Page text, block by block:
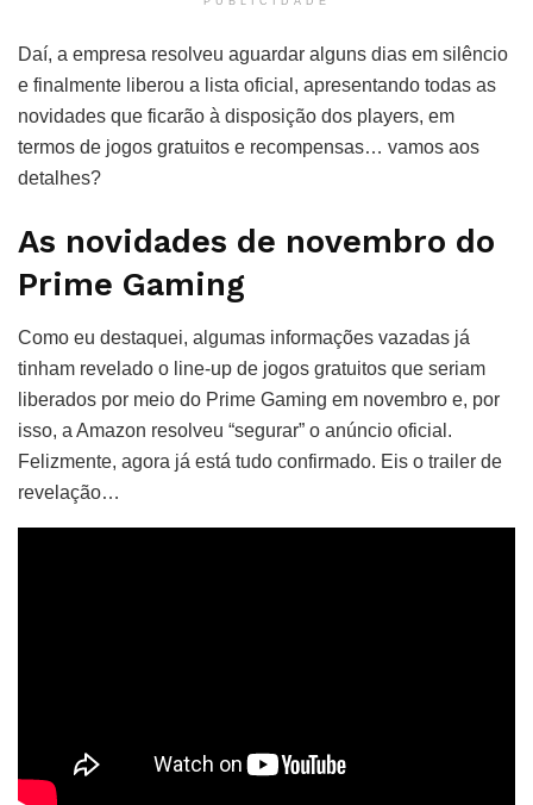
Daí, a empresa resolveu aguardar alguns dias em silêncio
e finalmente liberou a lista oficial, apresentando todas as
novidades que ficarão à disposição dos players, em
termos de jogos gratuitos e recompensas… vamos aos
detalhes?
As novidades de novembro do
Prime Gaming
Como eu destaquei, algumas informações vazadas já
tinham revelado o line-up de jogos gratuitos que seriam
liberados por meio do Prime Gaming em novembro e, por
isso, a Amazon resolveu “segurar” o anúncio oficial.
Felizmente, agora já está tudo confirmado. Eis o trailer de
revelação…